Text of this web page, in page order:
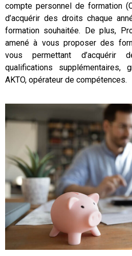
compte personnel de formation
d’acquérir des droits chaque
formation souhaitée. De plus,
amené à vous proposer des
vous permettant
qualifications supplémentaires,
AKTO, opérateur de compétences.